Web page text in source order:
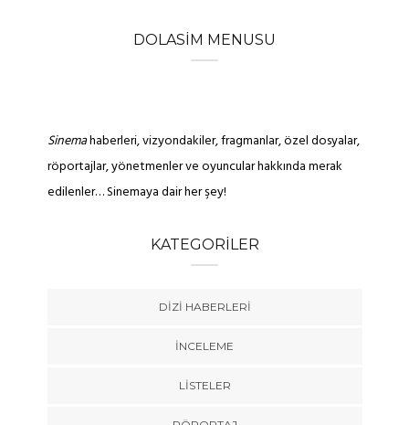
DOLASIM MENUSU
Sinemahaberleri, vizyondakiler, fragmanlar, özel dosyalar,
röportajlar, yönetmenler ve oyuncular hakkında merak
edilenler… Sinemaya dair her şey!
KATEGORILER
DIZI HABERLERI
İNCELEME
LISTELER